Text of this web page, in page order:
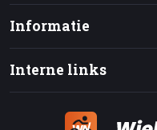
Informatie
Interne links